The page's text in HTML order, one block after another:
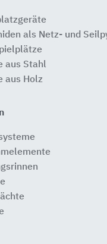
als Netz- und
aus Stahl
aus Holz